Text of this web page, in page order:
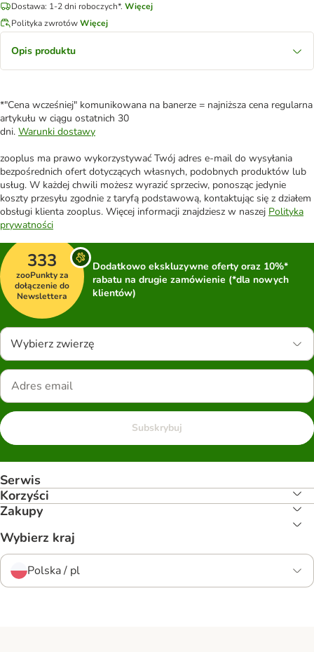
Dostawa: 1-2 dni roboczych*. Więcej
Polityka zwrotówWięcej
Opis produktu
*"Cena wcześniej" komunikowana na banerze = najniższa cena regularna
artykułu w ciągu ostatnich 30
dni. Warunki dostawy
zooplus ma prawo wykorzystywać Twój adres e-mail do wysyłania
bezpośrednich ofert dotyczących własnych, podobnych produktów lub
usług. W każdej chwili możesz wyrazić sprzeciw, ponosząc jedynie
koszty przesyłu zgodnie z taryfą podstawową, kontaktując się z działem
obsługi klienta zooplus. Więcej informacji znajdziesz w naszej Polityka
prywatności
333
zooPunkty za
dołączenie do
Newslettera
Dodatkowo ekskluzywne oferty oraz 10%*
rabatu na drugie zamówienie (*dla nowych
klientów)
Wybierz zwierzę
Subskrybuj
Serwis
Korzyści
Zakupy
Wybierz kraj
Polska / pl